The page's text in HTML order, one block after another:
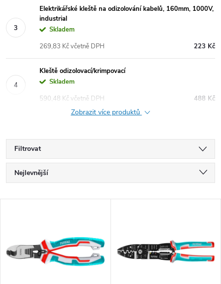
Elektrikářské kleště na odizolování kabelů, 160mm, 1000V,
industrial
Skladem
223 Kč
269,83 Kč včetně DPH
Kleště odizolovací/krimpovací
Skladem
488 Kč
590,48 Kč včetně DPH
Zobrazit více produktů
Filtrovat
Ř
a
e
Nejlevnější
p